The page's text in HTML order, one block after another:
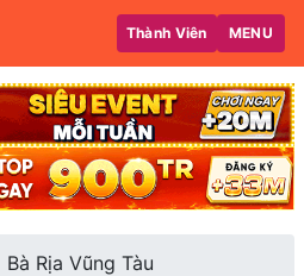
Thành Viên MENU
Bà Rịa Vũng Tàu